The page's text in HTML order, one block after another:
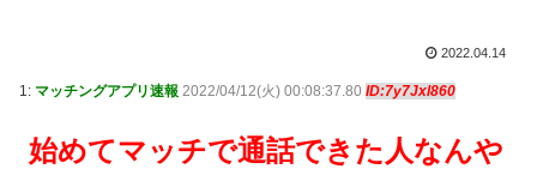
2022.04.14
1: マッチングアプリ速報 2022/04/12(火) 00:08:37.80 ID:7y7Jxl860
始めてマッチで通話できた人なんや